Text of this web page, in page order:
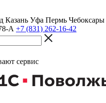
Казань Уфа Пермь Чебоксары
А +7 (831) 262-16-42
сервис